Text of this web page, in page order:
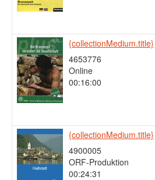
{collectionMedium.title}
4653776
Online
00:16:00
{collectionMedium.title}
4900005
ORF-Produktion
00:24:31